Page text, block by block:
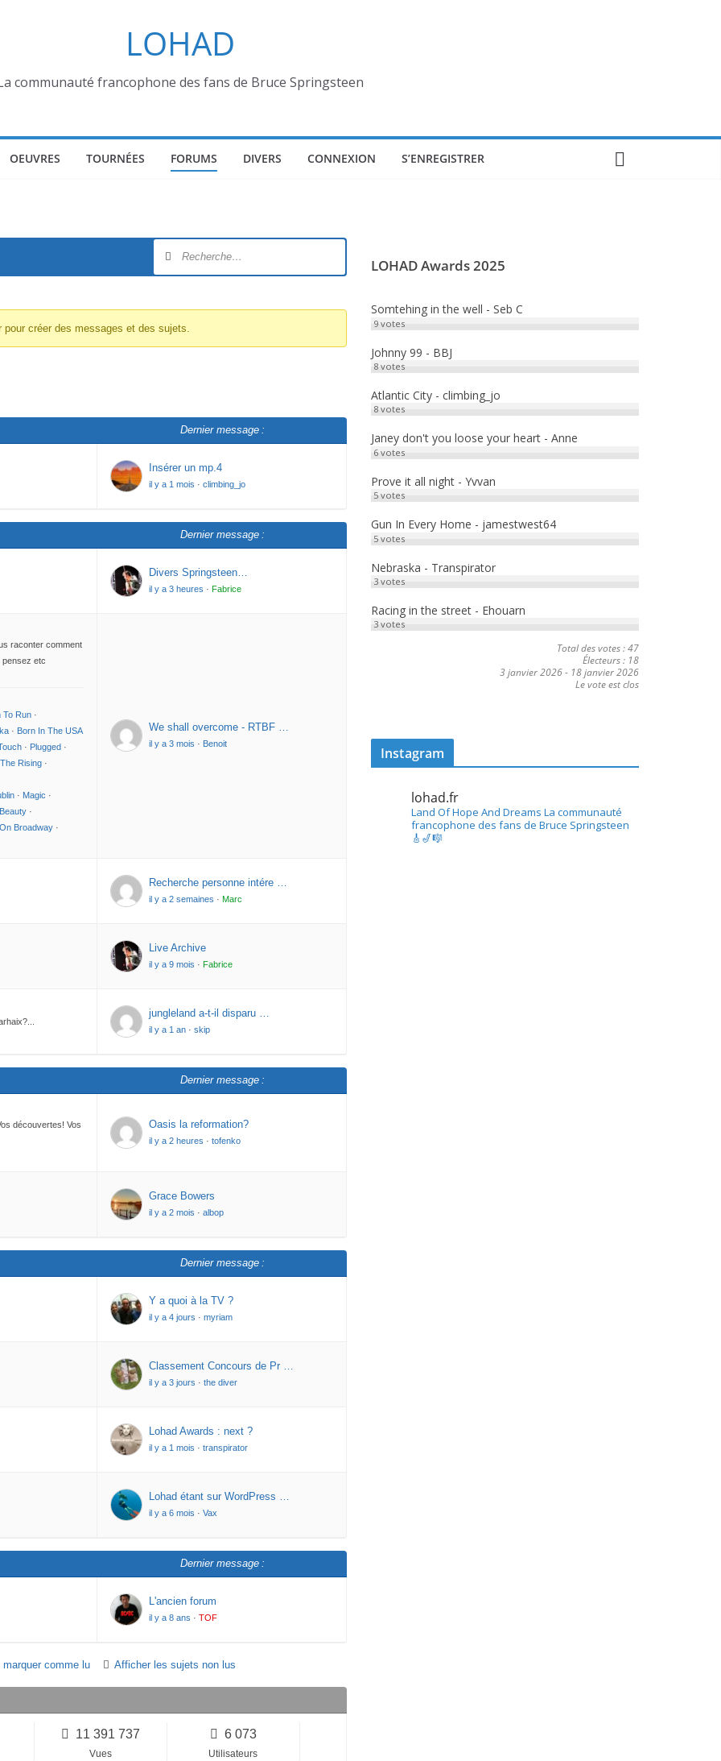
LOHAD
communauté francophone des fans de Bruce Springsteen
OEUVRES TOURNÉES FORUMS DIVERS CONNEXION S’ENREGISTRER
créer des messages et des sujets.
Dernier message :
Insérer un mp.4
il y a 1 mois · climbing_jo
Dernier message :
Divers Springsteen…
il y a 3 heures · Fabrice
raconter comment
etc
To Run ·
· Born In The USA
· Plugged ·
The Rising ·
· Magic ·
·
Broadway ·
We shall overcome - RTBF …
il y a 3 mois · Benoit
Recherche personne intére …
il y a 2 semaines · Marc
Live Archive
il y a 9 mois · Fabrice
jungleland a-t-il disparu …
il y a 1 an · skip
Dernier message :
découvertes! Vos
Oasis la reformation?
il y a 2 heures · tofenko
Grace Bowers
il y a 2 mois · albop
Dernier message :
Y a quoi à la TV ?
il y a 4 jours · myriam
Classement Concours de Pr …
il y a 3 jours · the diver
Lohad Awards : next ?
il y a 1 mois · transpirator
Lohad étant sur WordPress …
il y a 6 mois · Vax
Dernier message :
L'ancien forum
il y a 8 ans · TOF
marquer comme lu Afficher les sujets non lus
11 391 737
Vues
6 073
Utilisateurs
LOHAD Awards 2025
Somtehing in the well - Seb C
9votes
Johnny 99 - BBJ
8votes
Atlantic City - climbing_jo
8votes
Janey don't you loose your heart - Anne
6votes
Prove it all night - Yvvan
5votes
Gun In Every Home - jamestwest64
5votes
Nebraska - Transpirator
3votes
Racing in the street - Ehouarn
3votes
Total des votes : 47
Électeurs : 18
3 janvier 2026- 18 janvier 2026
Le vote est clos
Instagram
lohad.fr
Land Of Hope And Dreams La communauté
francophone des fans de Bruce Springsteen
🎸🎷🎼